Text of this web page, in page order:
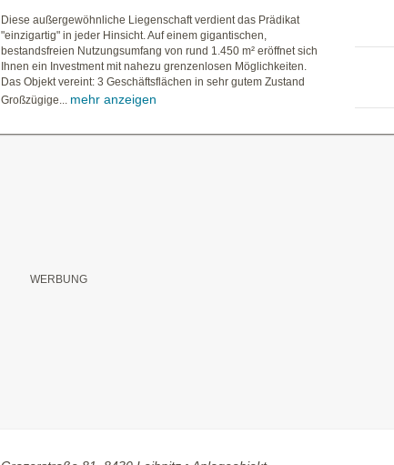
Diese außergewöhnliche Liegenschaft verdient das Prädikat
"einzigartig" in jeder Hinsicht. Auf einem gigantischen,
bestandsfreien Nutzungsumfang von rund 1.450 m² eröffnet sich
Ihnen ein Investment mit nahezu grenzenlosen Möglichkeiten.
Das Objekt vereint: 3 Geschäftsflächen in sehr gutem Zustand
Großzügige... mehr anzeigen